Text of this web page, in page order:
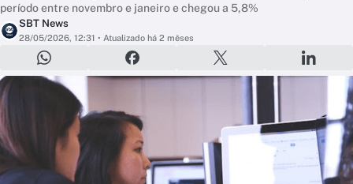
período entre novembro e janeiro e chegou a 5,8%
SBT News
28/05/2026, 12:31 • Atualizado há 2 mêses